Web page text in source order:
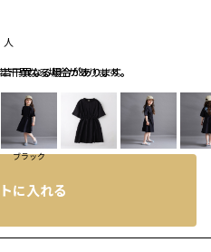
異なる場合があります。
干異なる場合があります。
干異なる場合があります。
ブラック
人
に入れる